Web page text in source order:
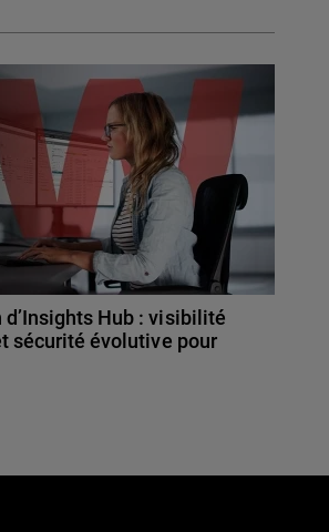
Hub : visibilité
sécurité évolutive pour